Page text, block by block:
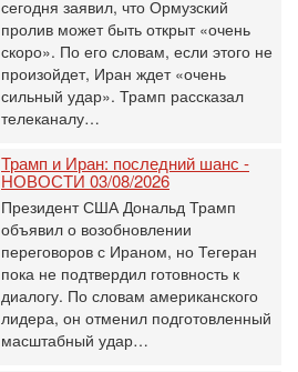
сегодня заявил, что Ормузский
пролив может быть открыт «очень
скоро». По его словам, если этого не
произойдет, Иран ждет «очень
сильный удар». Трамп рассказал
телеканалу…
Трамп и Иран: последний шанс -
НОВОСТИ 03/08/2026
Президент США Дональд Трамп
объявил о возобновлении
переговоров с Ираном, но Тегеран
пока не подтвердил готовность к
диалогу. По словам американского
лидера, он отменил подготовленный
масштабный удар…